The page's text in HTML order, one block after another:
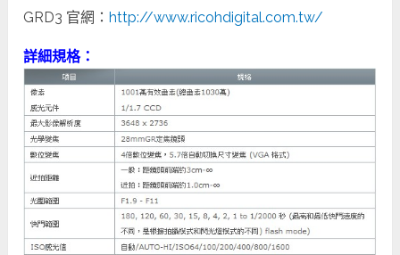
GRD3 官網：http://www.ricohdigital.com.tw/
詳細規格：